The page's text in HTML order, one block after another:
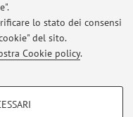
lo stato dei consensi
del sito.
Cookie policy.
avvisi.